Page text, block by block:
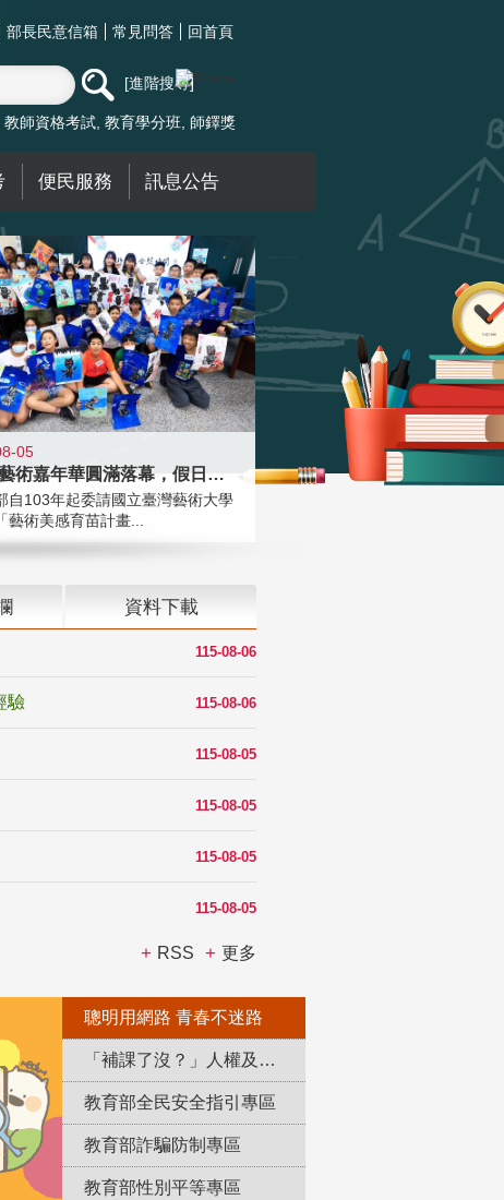
部長民意信箱 常見問答 回首頁
進階搜尋
教師資格考試 教育學分班 師鐸獎
便民服務 訊息公告
05
學校藝術嘉年華圓滿落幕，假日學校接
自103年起委請國立臺灣藝術大學
藝術美感育苗計畫...
資料下載
115-08-06
115-08-06
驗
115-08-05
115-08-05
115-08-05
115-08-05
RSS 更多
聰明用網路 青春不迷路
「補課了沒？」人權及轉型正義教育專區
教育部全民安全指引專區
教育部詐騙防制專區
教育部性別平等專區